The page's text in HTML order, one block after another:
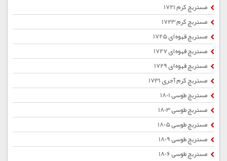
مستربچ کرم 1721
مستربچ کرم 1723
مستربچ قهوه ای 1725
مستربچ قهوه ای 1727
مستربچ قهوه ای 1729
مستربچ کرم آجری 1731
مستربچ طوسی 1801
مستربچ طوسی 1803
مستربچ طوسی 1805
مستربچ طوسی 1809
مستربچ طوسی 1806